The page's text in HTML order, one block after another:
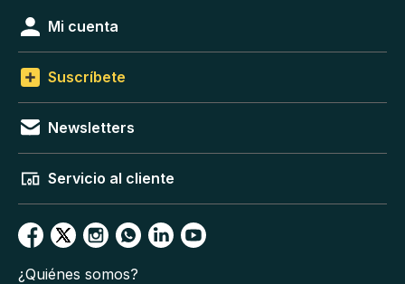
Mi cuenta
Suscríbete
Newsletters
Servicio al cliente
¿Quiénes somos?